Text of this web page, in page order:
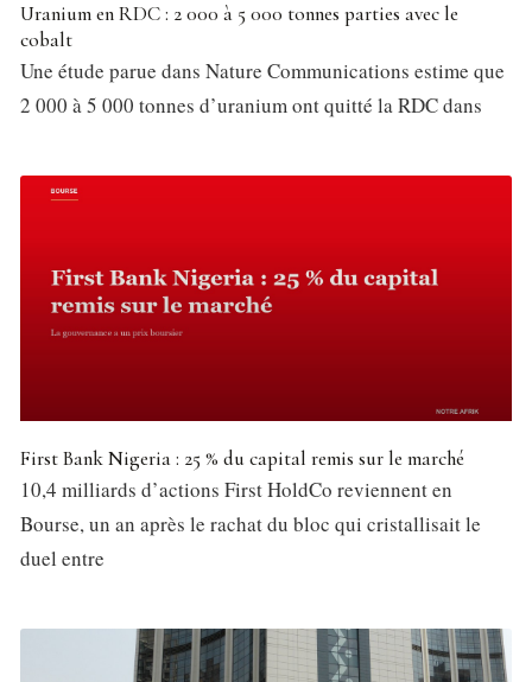
Uranium en RDC : 2 000 à 5 000 tonnes parties avec le
cobalt
Une étude parue dans Nature Communications estime que
2 000 à 5 000 tonnes d’uranium ont quitté la RDC dans
First Bank Nigeria : 25 % du capital remis sur le marché
10,4 milliards d’actions First HoldCo reviennent en
Bourse, un an après le rachat du bloc qui cristallisait le
duel entre